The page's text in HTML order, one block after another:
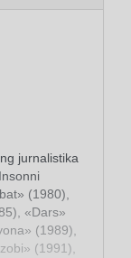
jurnalistika
(1980),
«Dars»
(1989),
(1991),